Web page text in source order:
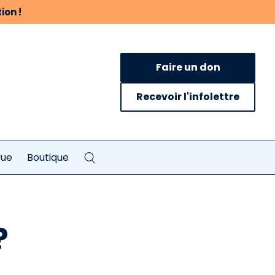
!
Faire un don
Recevoir l'infolettre
Boutique